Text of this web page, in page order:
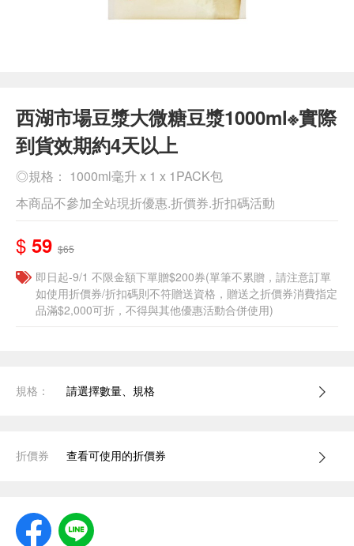
西湖市場豆漿大微糖豆漿1000ml※實際
到貨效期約4天以上
◎規格： 1000ml毫升 x 1 x 1PACK包
本商品不參加全站現折優惠.折價券.折扣碼活動
$ 59 $65
即日起-9/1 不限金額下單贈$200券(單筆不累贈，請注意訂單
如使用折價券/折扣碼則不符贈送資格，贈送之折價券消費指定
品滿$2,000可折，不得與其他優惠活動合併使用)
規格： 請選擇數量、規格
折價券 查看可使用的折價券